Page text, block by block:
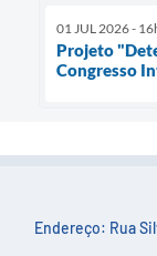
01 JUL 2026 -
Projeto
Congresso
Endereço: Rua